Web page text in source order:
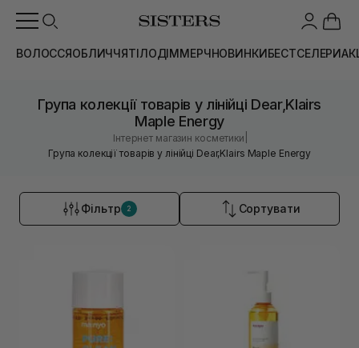
ВОЛОССЯОБЛИЧЧЯТІЛОДІММЕРЧНОВИНКИБЕСТСЕЛЕРИ
Група колекції товарів у лінійці Dear,Klairs
Maple Energy
Інтернет магазин косметики
Група колекції товарів у лінійці Dear,Klairs Maple Energy
Фільтр 2 Сортувати